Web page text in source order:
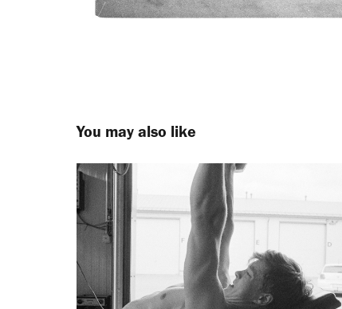
You may also like